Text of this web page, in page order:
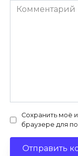
Комментарий
Сохранить моё
браузере для